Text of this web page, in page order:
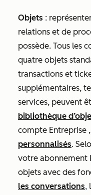
Objets :
relations et de
possède. Tous les
quatre objets
transactions et
supplémentaires,
services, peuvent
bibliothèque
compte Entreprise
personnalisés.
votre abonnement
objets avec des
les conversations,